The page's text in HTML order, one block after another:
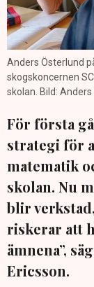
Anders Österlund
skogskoncernen
skolan. Bild:
För första
strategi för
matematik
skolan. Nu
blir
riskerar att
ämnena”,
Ericsson.